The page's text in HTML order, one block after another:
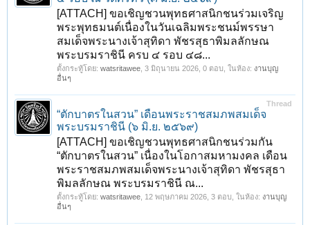
[ATTACH] ขอเชิญชวนพุทธศาสนิกชนร่วมเจริญ
พระพุทธมนต์เนื่องในวันเฉลิมพระชนม์พรรษา
สมเด็จพระนางเจ้าสุทิดา พัชรสุธาพิมลลักษณ
พระบรมราชินี ครบ ๔ รอบ ๔๘...
ตั้งกระทู้โดย: watsritawee 3 มิถุนายน 2026 , 0 ตอบ, ในห้อง: งานบุญ
อื่นๆ
Thread
“ตักบาตรในสวน” เดือนพระราชสมภพสมเด็จ
พระบรมราชินี (๖ มิ.ย. ๒๕๖๙)
[ATTACH] ขอเชิญชวนพุทธศาสนิกชนร่วมกัน
“ตักบาตรในสวน” เนื่องในโอกาสมหามงคล เดือน
พระราชสมภพสมเด็จพระนางเจ้าสุทิดา พัชรสุธา
พิมลลักษณ พระบรมราชินี ณ...
ตั้งกระทู้โดย: watsritawee 12 พฤษภาคม 2026 , 3 ตอบ, ในห้อง: งานบุญ
อื่นๆ